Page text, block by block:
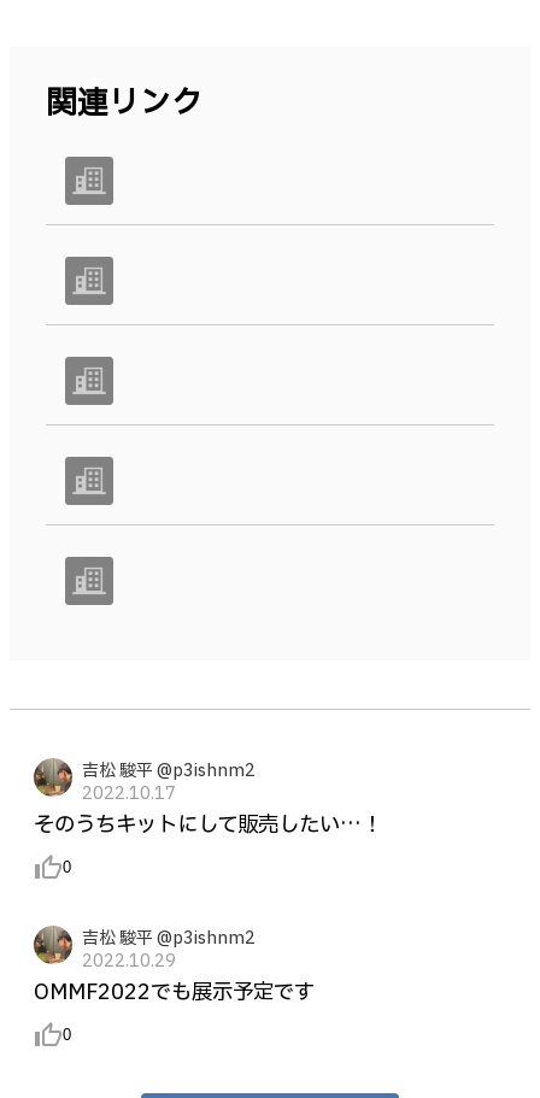
関連リンク
吉松 駿平 @p3ishnm2
2022.10.17
そのうちキットにして販売したい…！
thumb_up_alt0
吉松 駿平 @p3ishnm2
2022.10.29
OMMF2022でも展示予定です
thumb_up_alt0